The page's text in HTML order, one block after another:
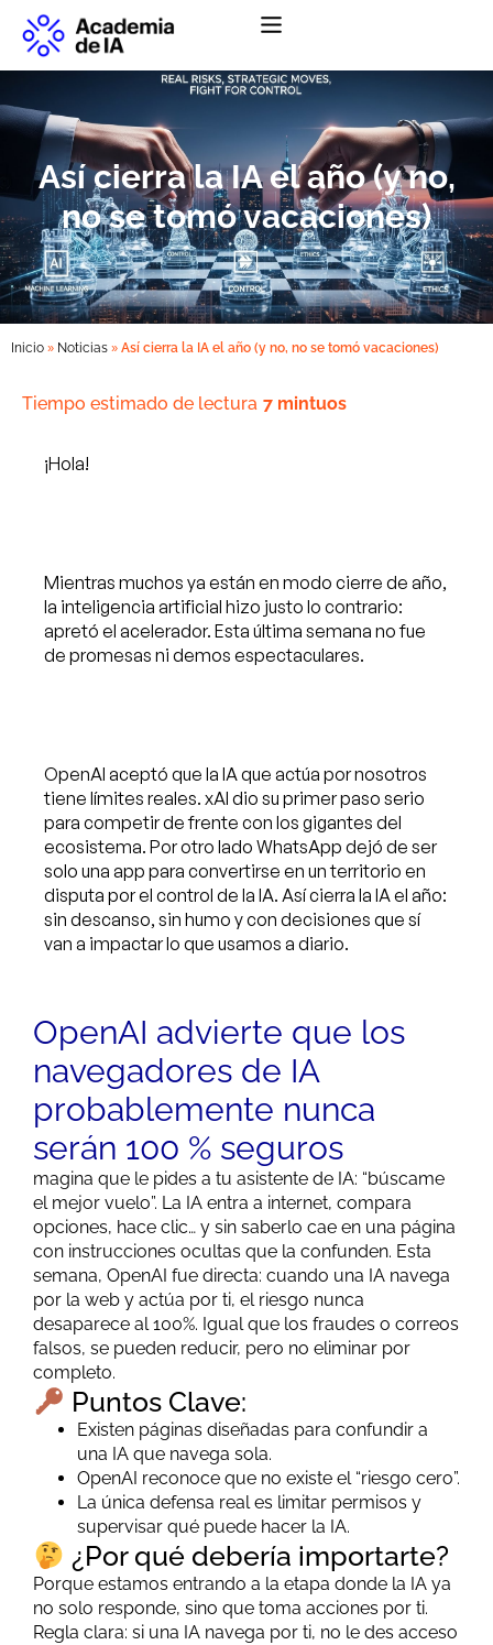
Así cierra la IA el año (y no,
no se tomó vacaciones)
Inicio » Noticias » Así cierra la IA el año (y no, no se tomó vacaciones)
Tiempo estimado de lectura 7 mintuos
¡Hola!
Mientras muchos ya están en modo cierre de año,
la inteligencia artificial hizo justo lo contrario:
apretó el acelerador. Esta última semana no fue
de promesas ni demos espectaculares.
OpenAI aceptó que la IA que actúa por nosotros
tiene límites reales. xAI dio su primer paso serio
para competir de frente con los gigantes del
ecosistema. Por otro lado WhatsApp dejó de ser
solo una app para convertirse en un territorio en
disputa por el control de la IA. Así cierra la IA el año:
sin descanso, sin humo y con decisiones que sí
van a impactar lo que usamos a diario.
OpenAI advierte que los
navegadores de IA
probablemente nunca
serán 100 % seguros
magina que le pides a tu asistente de IA: “búscame
el mejor vuelo”. La IA entra a internet, compara
opciones, hace clic… y sin saberlo cae en una página
con instrucciones ocultas que la confunden. Esta
semana, OpenAI fue directa: cuando una IA navega
por la web y actúa por ti, el riesgo nunca
desaparece al 100%. Igual que los fraudes o correos
falsos, se pueden reducir, pero no eliminar por
completo.
Puntos Clave:
Existen páginas diseñadas para confundir a
una IA que navega sola.
OpenAI reconoce que no existe el “riesgo cero”.
La única defensa real es limitar permisos y
supervisar qué puede hacer la IA.
¿Por qué debería importarte?
Porque estamos entrando a la etapa donde la IA ya
no solo responde, sino que toma acciones por ti.
Regla clara: si una IA navega por ti, no le des acceso